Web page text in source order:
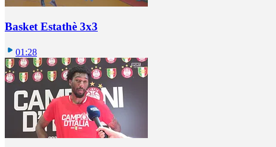
Basket Estathè 3x3
01:28